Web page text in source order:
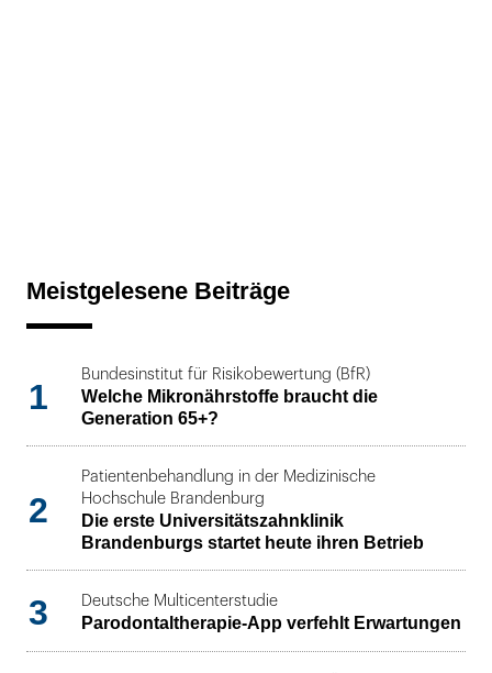
Meistgelesene Beiträge
1
Bundesinstitut für Risikobewertung (BfR)
Welche Mikronährstoffe braucht die
Generation 65+?
2
Patientenbehandlung in der Medizinische
Hochschule Brandenburg
Die erste Universitätszahnklinik
Brandenburgs startet heute ihren Betrieb
3 Deutsche Multicenterstudie
Parodontaltherapie-App verfehlt Erwartungen